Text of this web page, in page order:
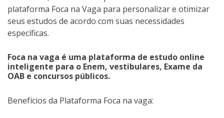
plataforma Foca na Vaga para personalizar e otimizar
seus estudos de acordo com suas necessidades
específicas.
Foca na vaga é uma plataforma de estudo online
inteligente para o Enem, vestibulares, Exame da
OAB e concursos públicos.
Benefícios da Plataforma Foca na vaga: